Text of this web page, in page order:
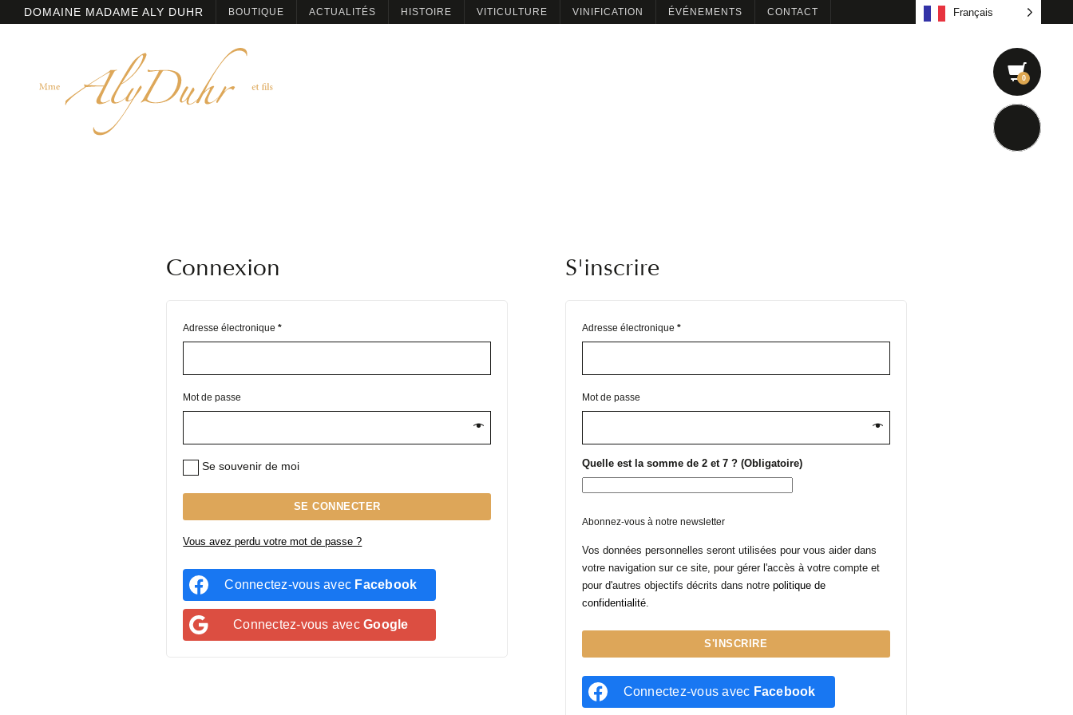
DOMAINE MADAME ALY DUHR BOUTIQUE ACTUALITÉS HISTOIRE VITICULTURE VINIFICATION ÉVÉNEMENTS CONTACT
Connexion
Adresse électronique*
Mot de passe
Se souvenir de moi
SE CONNECTER
Vous avez perdu votre mot de passe ?
Connectez-vous avec Facebook
Connectez-vous avecGoogle
S'inscrire
Adresse électronique *
Mot de passe
Quelle est la somme de 2 et 7 ? (Obligatoire)
Abonnez-vous à notre newsletter
Vos données personnelles seront utilisées pour vous aider dans
votre navigation sur ce site, pour gérer l'accès à votre compte et
pour d'autres objectifs décrits dans notre politique de
confidentialité.
S'INSCRIRE
Connectez-vous avec Facebook
Français